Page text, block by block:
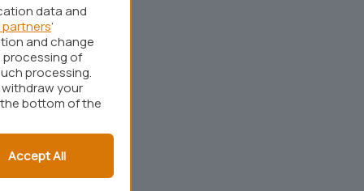
data and
partners’
and change
of
processing.
your
bottom of the
Accept All